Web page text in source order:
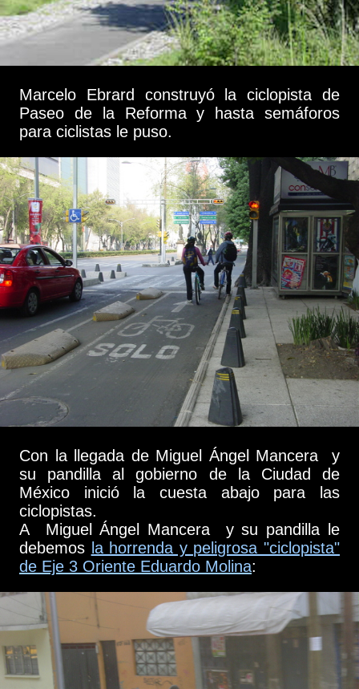
Marcelo Ebrard construyó la ciclopista de
Paseo de la Reforma y hasta semáforos
para ciclistas le puso.
Con la llegada de Miguel Ángel Mancera y
su pandilla al gobierno de la Ciudad de
México inició la cuesta abajo para las
ciclopistas.
A Miguel Ángel Mancera y su pandilla le
debemos la horrenda y peligrosa "ciclopista"
de Eje 3 Oriente Eduardo Molina: